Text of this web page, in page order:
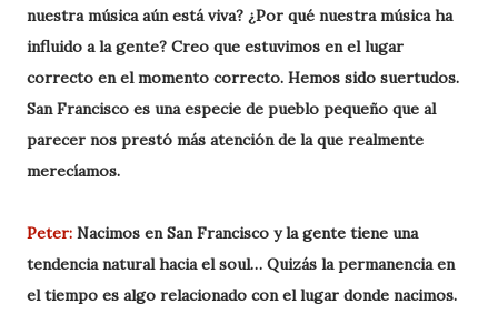
nuestra música aún está viva? ¿Por qué nuestra música ha
influido a la gente? Creo que estuvimos en el lugar
correcto en el momento correcto. Hemos sido suertudos.
San Francisco es una especie de pueblo pequeño que al
parecer nos prestó más atención de la que realmente
merecíamos.
Peter: Nacimos en San Francisco y la gente tiene una
tendencia natural hacia el soul… Quizás la permanencia en
el tiempo es algo relacionado con el lugar donde nacimos.